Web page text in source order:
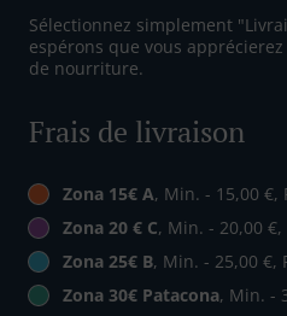
Sélectionnez simplement
espérons que vous
de nourriture.
Frais de livraison
Zona 15€ A, Min. - 15,00 €,
Zona 20 € C, Min. - 20,00
Zona 25€ B, Min. - 25,00 €,
Zona 30€ Patacona, Min. -